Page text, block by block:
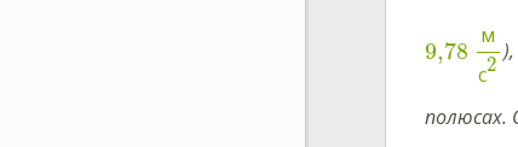
9,78
м
с2
полюсах.